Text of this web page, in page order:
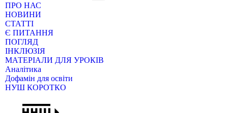
ПРО НАС
НОВИНИ
СТАТТІ
Є ПИТАННЯ
ПОГЛЯД
ІНКЛЮЗІЯ
МАТЕРІАЛИ ДЛЯ УРОКІВ
Аналітика
Дофамін для освіти
НУШ КОРОТКО